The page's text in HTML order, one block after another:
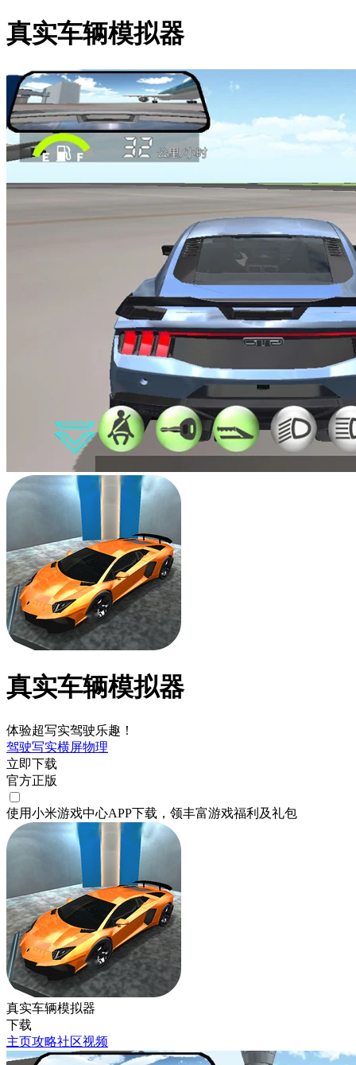
真实车辆模拟器
真实车辆模拟器
体验超写实驾驶乐趣！
驾驶写实横屏物理
立即下载
官方正版
使用小米游戏中心APP下载 ，领丰富游戏福利 及礼包
真实车辆模拟器
下载
主页攻略社区视频